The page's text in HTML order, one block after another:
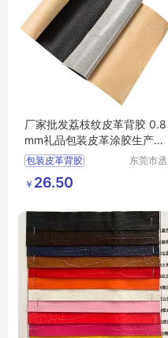
厂家批发荔枝纹皮革背胶 0.8
mm礼品包装皮革涂胶生产厂
家
包装皮革背胶
皮革背胶 直销背胶
包装背胶
东莞市丞
￥ 26.50